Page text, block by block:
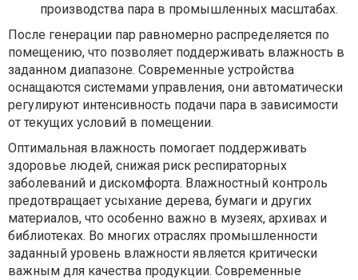
производства пара в промышленных масштабах.
После генерации пар равномерно распределяется по
помещению, что позволяет поддерживать влажность в
заданном диапазоне. Современные устройства
оснащаются системами управления, они автоматически
регулируют интенсивность подачи пара в зависимости
от текущих условий в помещении.
Оптимальная влажность помогает поддерживать
здоровье людей, снижая риск респираторных
заболеваний и дискомфорта. Влажностный контроль
предотвращает усыхание дерева, бумаги и других
материалов, что особенно важно в музеях, архивах и
библиотеках. Во многих отраслях промышленности
заданный уровень влажности является критически
важным для качества продукции. Современные